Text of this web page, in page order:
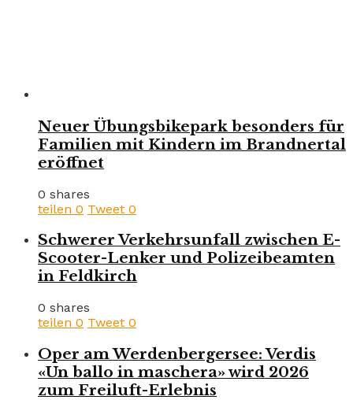
Neuer Übungsbikepark besonders für
Familien mit Kindern im Brandnertal
eröffnet
0 shares
teilen 0 Tweet 0
Schwerer Verkehrsunfall zwischen E-
Scooter-Lenker und Polizeibeamten
in Feldkirch
0 shares
teilen 0 Tweet 0
Oper am Werdenbergersee: Verdis
«Un ballo in maschera» wird 2026
zum Freiluft-Erlebnis